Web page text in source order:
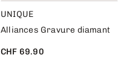
UNIQUE
Alliances Gravure diamant
CHF 69.90